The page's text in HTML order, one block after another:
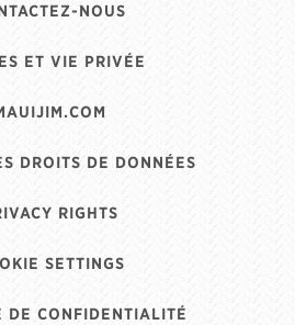
NOUS
ET VIE PRIVÉE
DROITS DE DONNÉES
RIGHTS
SETTINGS
DE CONFIDENTIALITÉ